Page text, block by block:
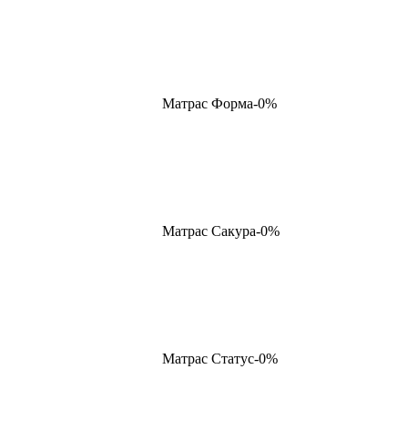
Матрас Форма-0%
Матрас Сакура-0%
Матрас Статус-0%